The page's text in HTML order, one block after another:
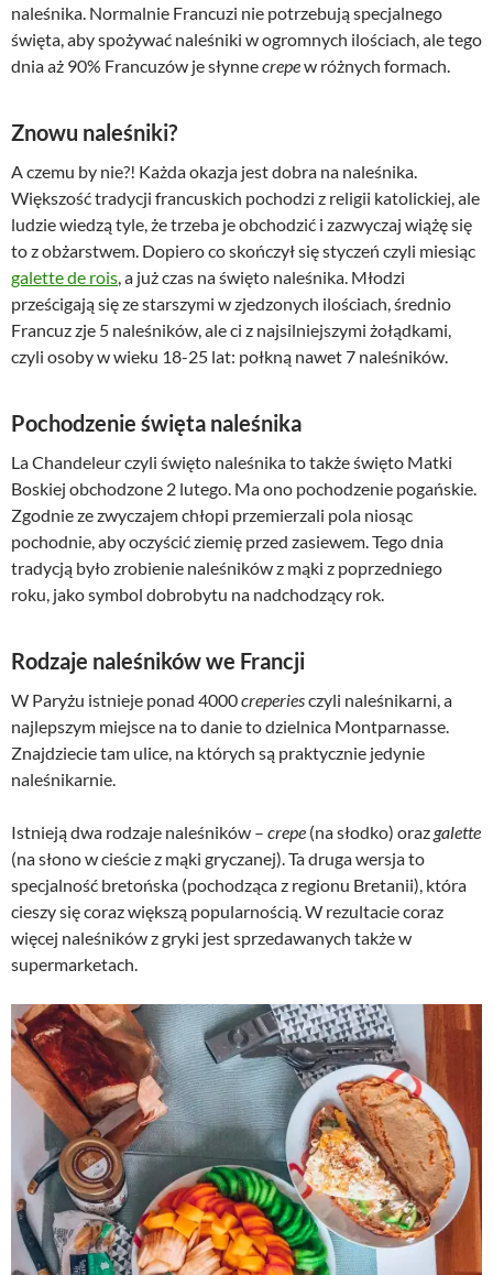
naleśnika. Normalnie Francuzi nie potrzebują specjalnego
święta, aby spożywać naleśniki w ogromnych ilościach, ale tego
dnia aż 90% Francuzów je słynnecrepew różnych formach.
Znowu naleśniki?
A czemu by nie?! Każda okazja jest dobra na naleśnika.
Większość tradycji francuskich pochodzi z religii katolickiej, ale
ludzie wiedzą tyle, że trzeba je obchodzić i zazwyczaj wiążę się
to z obżarstwem. Dopiero co skończył się styczeń czyli miesiąc
galette de rois , a już czas na święto naleśnika. Młodzi
prześcigają się ze starszymi w zjedzonych ilościach, średnio
Francuz zje 5 naleśników, ale ci z najsilniejszymi żołądkami,
czyli osoby w wieku 18-25 lat: połkną nawet 7 naleśników.
Pochodzenie święta naleśnika
La Chandeleur czyli święto naleśnika to także święto Matki
Boskiej obchodzone 2 lutego. Ma ono pochodzenie pogańskie.
Zgodnie ze zwyczajem chłopi przemierzali pola niosąc
pochodnie, aby oczyścić ziemię przed zasiewem. Tego dnia
tradycją było zrobienie naleśników z mąki z poprzedniego
roku, jako symbol dobrobytu na nadchodzący rok.
Rodzaje naleśników we Francji
W Paryżu istnieje ponad 4000creperiesczyli naleśnikarni, a
najlepszym miejsce na to danie to dzielnica Montparnasse.
Znajdziecie tam ulice, na których są praktycznie jedynie
naleśnikarnie.
Istnieją dwa rodzaje naleśników – crepe (na słodko) oraz galette
(na słono w cieście z mąki gryczanej). Ta druga wersja to
specjalność bretońska (pochodząca z regionu Bretanii), która
cieszy się coraz większą popularnością. W rezultacie coraz
więcej naleśników z gryki jest sprzedawanych także w
supermarketach.